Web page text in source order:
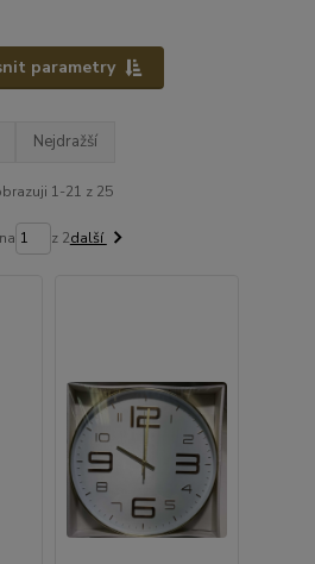
parametry
Nejdražší
1-21 z 25
z 2další